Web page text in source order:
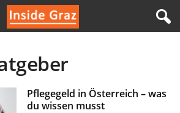
Pflegegeld in Österreich – was
du wissen musst